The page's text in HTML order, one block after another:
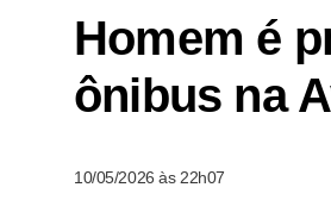
Homem é
ônibus na
10/05/2026 às 22h07